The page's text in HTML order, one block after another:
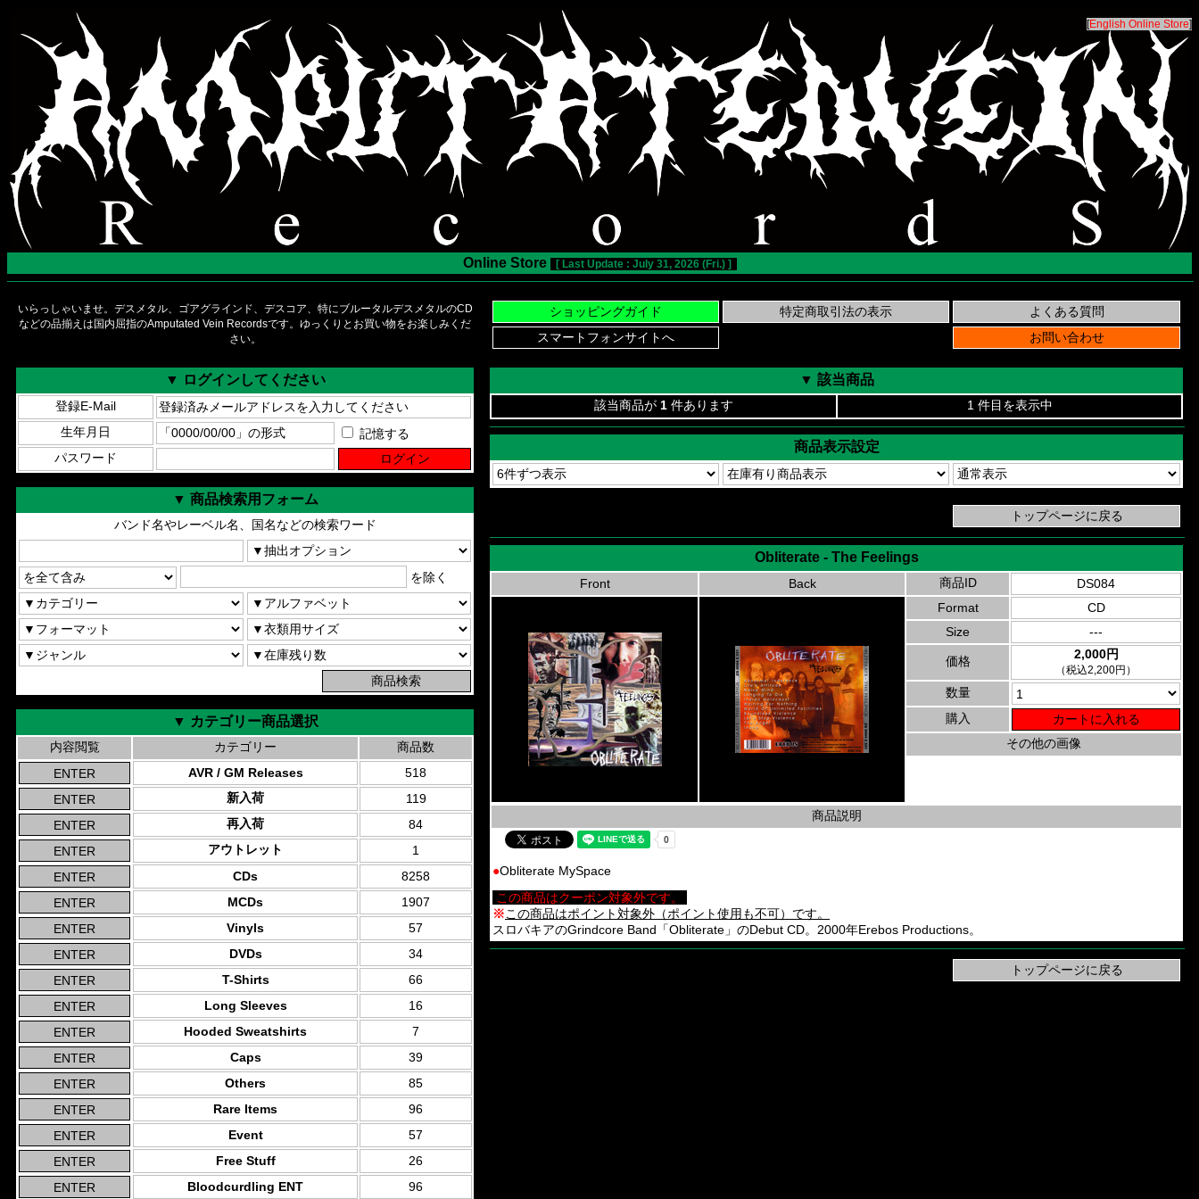
[English Online Store]
Online Store [ Last Update : July 31, 2026 (Fri.) ]
いらっしゃいませ。デスメタル、ゴアグラインド、デスコア、特にブルータルデスメタルのCD
などの品揃えは国内屈指のAmputated Vein Recordsです。ゆっくりとお買い物をお楽しみくだ
さい。
▼ ログインしてください
登録E-Mail
生年月日
記憶する
パスワード
▼ 商品検索用フォーム
バンド名やレーベル名、国名などの検索ワード
を除く
▼ カテゴリー商品選択
内容閲覧 カテゴリー
商品数
AVR / GM Releases
518
新入荷
119
再入荷
84
アウトレット
1
CDs
8258
MCDs
1907
Vinyls
57
DVDs
34
T-Shirts
66
Long Sleeves
16
Hooded Sweatshirts
7
Caps
39
Others
85
Rare Items
96
Event
57
Free Stuff
26
Bloodcurdling ENT
96
▼ 該当商品
該当商品が 1 件あります 1 件目を表示中
商品表示設定
Obliterate - The Feelings
Front Back 商品ID
DS084
Format
CD
Size
---
価格 2,000円
（税込2,200円）
数量
購入
その他の画像
商品説明
●Obliterate MySpace
この商品はクーポン対象外です。
※この商品はポイント対象外（ポイント使用も不可）です。
スロバキアのGrindcore Band「Obliterate」のDebut CD。2000年Erebos Productions。